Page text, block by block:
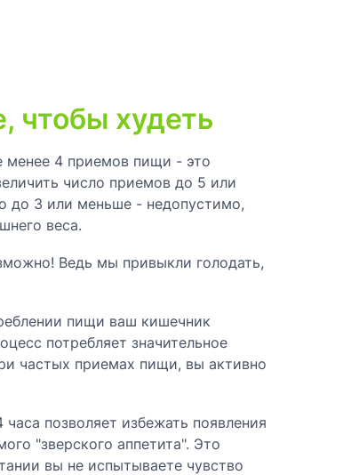
чтобы худеть
менее 4 приемов пищи - это
число приемов до 5 или
до 3 или меньше - недопустимо,
веса.
Ведь мы привыкли голодать,
пищи ваш кишечник
потребляет значительное
частых приемах пищи, вы активно
позволяет избежать появления
"зверского аппетита". Это
вы не испытываете чувство